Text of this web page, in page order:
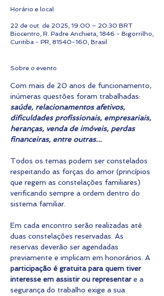
Horário e local
22 de out. de 2025, 19:00 – 20:30 BRT
Biocentro, R. Padre Anchieta, 1846 - Bigorrilho,
Curitiba - PR, 81540-160, Brasil
Sobre o evento
Com mais de 20 anos de funcionamento,
inúmeras questões foram trabalhadas:
saúde, relacionamentos afetivos,
dificuldades profissionais, empresariais,
heranças, venda de imóveis, perdas
financeiras, entre outras...
Todos os temas podem ser constelados
respeitando as forças do amor (princípios
que regem as constelações familiares)
verificando sempre a ordem dentro do
sistema familiar.
Em cada encontro serão realizadas até
duas constelações reservadas. As
reservas deverão ser agendadas
previamente e implicam em honorários. A
participação é gratuita para quem tiver
interesse em assistir ou representar e a
segurança do trabalho exige a sua